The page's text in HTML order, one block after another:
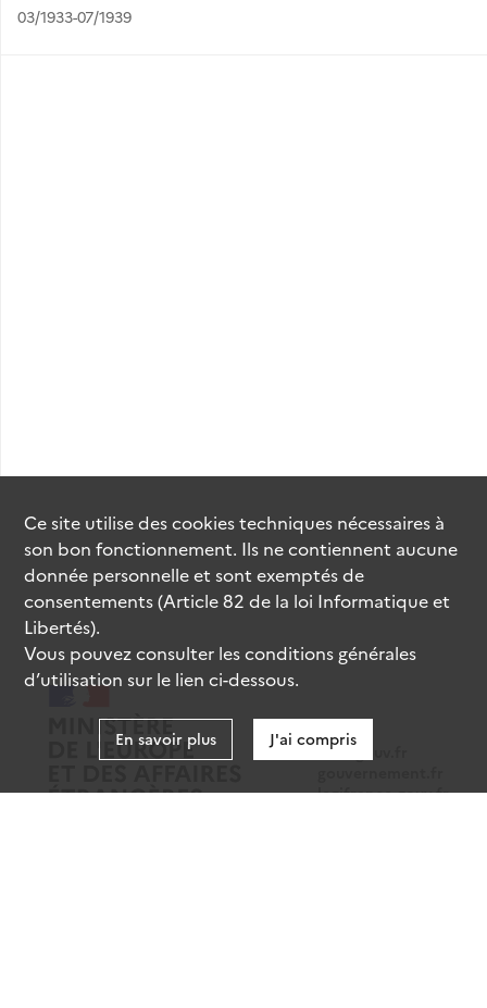
03/1933-07/1939
data.gouv.fr
legifrance.gouv.fr
Ce site utilise descookiestechniques nécessaires à
son bon fonctionnement. Ils ne contiennent aucune
donnée personnelle et sont exemptés de
consentements (Article 82 de la loi Informatique et
Libertés).
Vous pouvez consulter les conditions générales
d’utilisation sur le lien ci-dessous.
En savoir plus J'ai compris